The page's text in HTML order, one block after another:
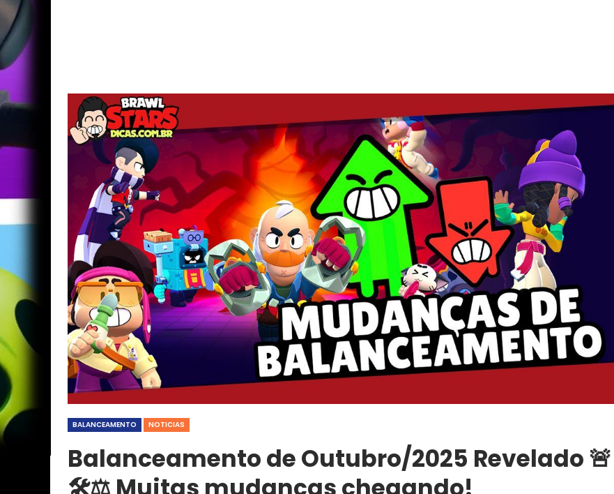
BALANCEAMENTO NOTICIAS
Balanceamento de Outubro/2025 Revelado 🚨